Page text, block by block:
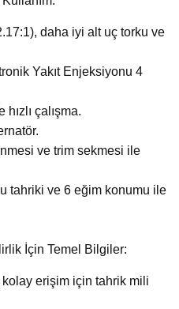
daha iyi alt uç torku ve
Yakıt Enjeksiyonu 4
çalışma.
ve trim sekmesi ile
tahriki ve 6 eğim konumu ile
İçin Temel Bilgiler:
kolay erişim için tahrik mili